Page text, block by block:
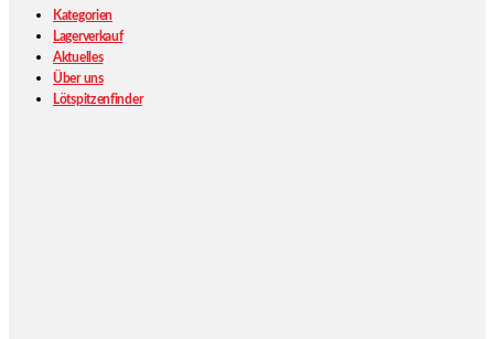
Kategorien
Lagerverkauf
Aktuelles
Über uns
Lötspitzenfinder